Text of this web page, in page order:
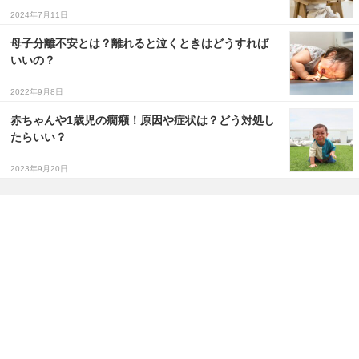
2024年7月11日
母子分離不安とは？離れると泣くときはどうすれば
いいの？
2022年9月8日
赤ちゃんや1歳児の癇癪！原因や症状は？どう対処し
たらいい？
2023年9月20日